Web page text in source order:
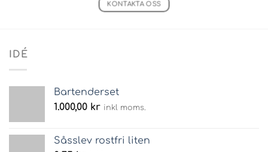
KONTAKTA OSS
IDÉ
Bartenderset
1.000,00 kr inkl moms.
Såsslev rostfri liten